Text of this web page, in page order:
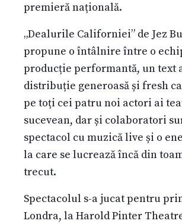
premieră națională.
„Dealurile Californiei” de Jez
propune o întâlnire între o
producție performantă, un text
distribuție generoasă și fresh
pe toți cei patru noi actori ai
sucevean, dar și colaboratori
spectacol cu muzică live și o
la care se lucrează încă din
trecut.
Spectacolul s-a jucat pentru
Londra, la Harold Pinter